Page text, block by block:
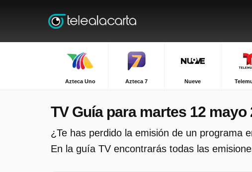
Azteca Uno Azteca 7 Nueve
TV Guía para martes 12 mayo
¿Te has perdido la emisión de un programa
En la guía TV encontrarás todas las